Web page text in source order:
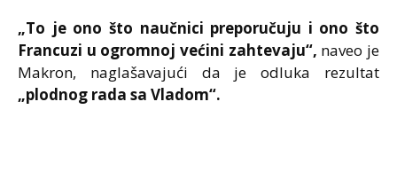
„To je ono što naučnici preporučuju i ono što
Francuzi u ogromnoj većini zahtevaju“, naveo je
Makron, naglašavajući da je odluka rezultat
„plodnog rada sa Vladom“.